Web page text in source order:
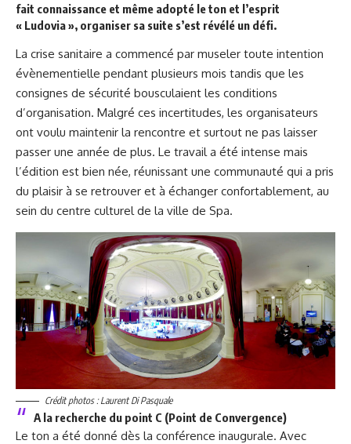
fait connaissance et même adopté le ton et l’esprit
« Ludovia », organiser sa suite s’est révélé un défi.
La crise sanitaire a commencé par museler toute intention
évènementielle pendant plusieurs mois tandis que les
consignes de sécurité bousculaient les conditions
d’organisation. Malgré ces incertitudes, les organisateurs
ont voulu maintenir la rencontre et surtout ne pas laisser
passer une année de plus. Le travail a été intense mais
l’édition est bien née, réunissant une communauté qui a pris
du plaisir à se retrouver et à échanger confortablement, au
sein du centre culturel de la ville de Spa.
Crédit photos : Laurent Di Pasquale
A la recherche du point C (Point de Convergence)
Le ton a été donné dès la conférence inaugurale. Avec